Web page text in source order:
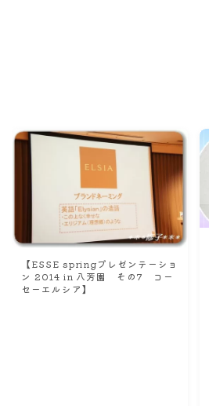
【ESSE springプレゼンテーショ
ン 2014 in 八芳園 その7 コー
セーエルシア】